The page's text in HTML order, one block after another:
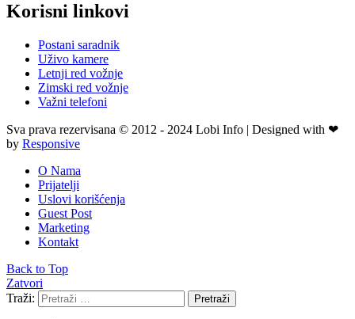
Korisni linkovi
Postani saradnik
Uživo kamere
Letnji red vožnje
Zimski red vožnje
Važni telefoni
Sva prava rezervisana © 2012 - 2024 Lobi Info | Designed with ❤
by Responsive
O Nama
Prijatelji
Uslovi korišćenja
Guest Post
Marketing
Kontakt
Back to Top
Zatvori
Traži:
Pretraži